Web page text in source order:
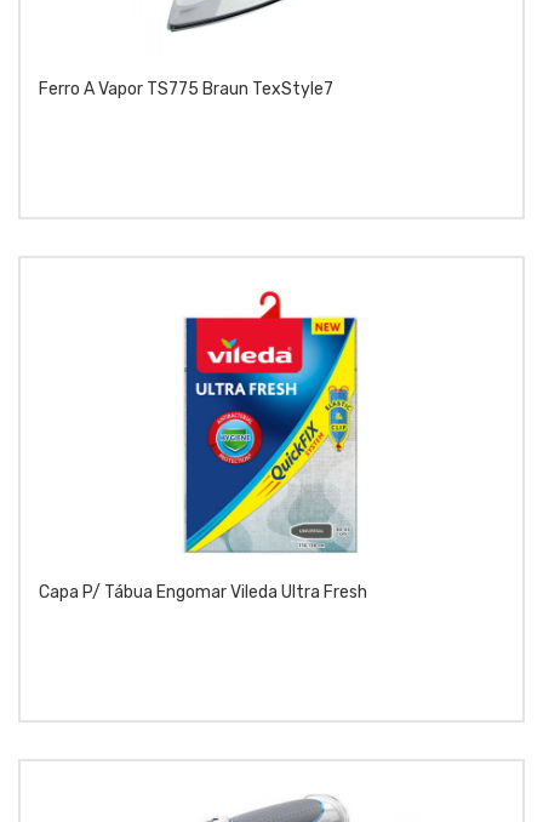
Ferro A Vapor TS775 Braun TexStyle7
Capa P/ Tábua Engomar Vileda Ultra Fresh